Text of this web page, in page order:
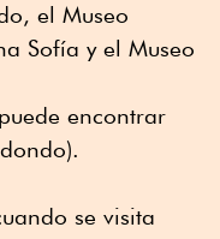
el Museo
Sofía y el Museo
encontrar
se visita